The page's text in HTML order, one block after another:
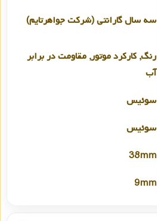
سه سال گارانتی (شرکت جواهرتایم)
رنگ, کارکرد موتور, مقاومت در برابر
آب
سوئیس
سوئیس
38mm
9mm